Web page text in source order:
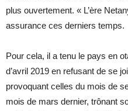
plus ouvertement. « L’ère
assurance ces derniers temps.
Pour cela, il a tenu le pays en
d’avril 2019 en refusant de se
provoquant celles du mois de
mois de mars dernier, trônant